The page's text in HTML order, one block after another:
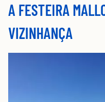
A FESTEIRA
VIZINHANÇA